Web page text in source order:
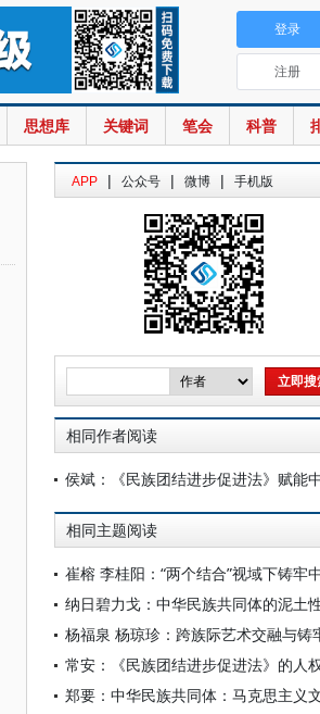
思想库 关键词 笔会 科普
登录
注册
APP | 公众号 | 微博 | 手机版
相同作者阅读
相同主题阅读